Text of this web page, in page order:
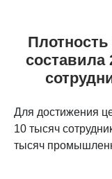
составила
Для достижения
10 тысяч
тысяч